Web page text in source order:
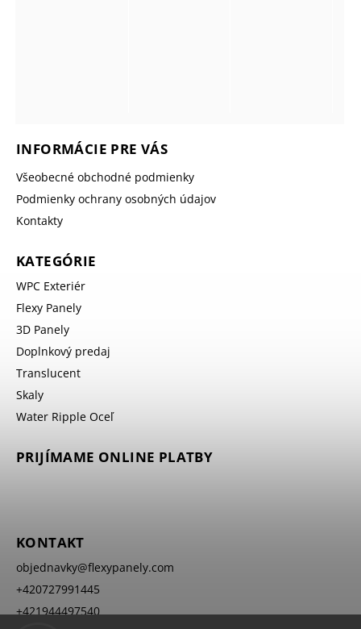
INFORMÁCIE PRE VÁS
Všeobecné obchodné podmienky
Podmienky ochrany osobných údajov
Kontakty
KATEGÓRIE
WPC Exteriér
Flexy Panely
3D Panely
Doplnkový predaj
Translucent
Skaly
Water Ripple Oceľ
PRIJÍMAME ONLINE PLATBY
KONTAKT
objednavky@flexypanely.com
+420727991445
+421944497540